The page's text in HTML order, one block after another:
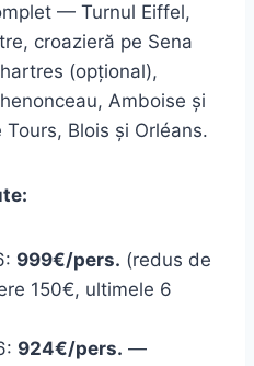
— Turnul Eiffel,
croazieră pe Sena
(opțional),
Amboise și
Blois și Orléans.
999€/pers. (redus de
150€, ultimele 6
924€/pers. —